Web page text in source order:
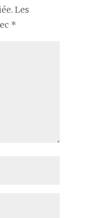
Les
*